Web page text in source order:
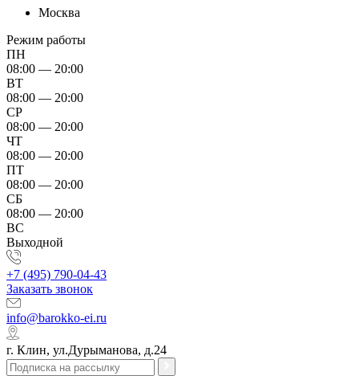
Москва
Режим работы
ПН
08:00 — 20:00
ВТ
08:00 — 20:00
СР
08:00 — 20:00
ЧТ
08:00 — 20:00
ПТ
08:00 — 20:00
СБ
08:00 — 20:00
ВС
Выходной
+7 (495) 790-04-43
Заказать звонок
info@barokko-ei.ru
г. Клин, ул.Дурыманова, д.24